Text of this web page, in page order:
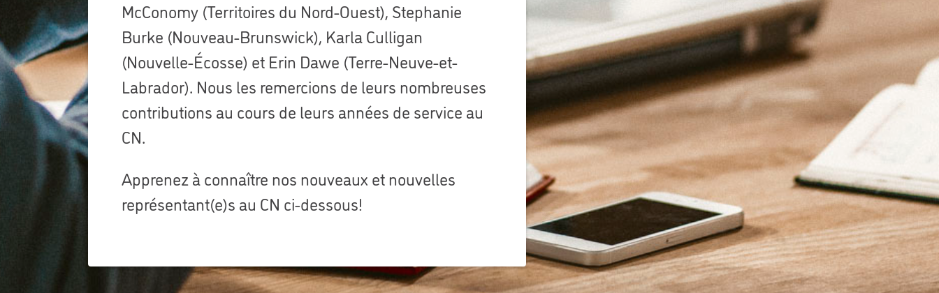
McConomy (Territoires du Nord-Ouest), Stephanie
Burke (Nouveau-Brunswick), Karla Culligan
(Nouvelle-Écosse) et Erin Dawe (Terre-Neuve-et-
Labrador). Nous les remercions de leurs nombreuses
contributions au cours de leurs années de service au
CN.
Apprenez à connaître nos nouveaux et nouvelles
représentant(e)s au CN ci-dessous!